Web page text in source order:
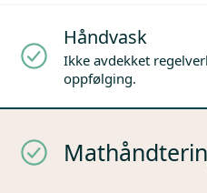
Håndvask
Ikke avdekket
oppfølging.